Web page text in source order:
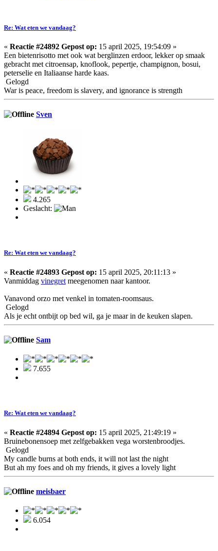
Re: Wat eten we vandaag?
« Reactie #24892 Gepost op: 15 april 2025, 19:54:09 »
Een bietenrisotto met ook wat berglinzen erdoor, lekker op smaak
gebracht met citroensap, knoflook, pepertje, champignon, bosui,
peterselie en Italiaanse harde kaas.
Gelogd
War is peace, freedom is slavery, and ignorance is strength
Sven
4.265
Geslacht:
Re: Wat eten we vandaag?
« Reactie #24893 Gepost op: 15 april 2025, 20:11:13 »
Vanmiddag vinegret meegenomen naar kantoor.
Vanavond orzo met venkel in tomaten-roomsaus.
Gelogd
Als je echt ontbijt op bed wil, ga je maar in de keuken slapen.
Sam
7.655
Re: Wat eten we vandaag?
« Reactie #24894 Gepost op: 15 april 2025, 21:49:19 »
Bruinebonensoep met zelfgebakken vega worstenbroodjes.
Gelogd
My candle burns at both ends, it will not last the night
But ah my foes and oh my friends, it gives a lovely light
meisbaer
6.054